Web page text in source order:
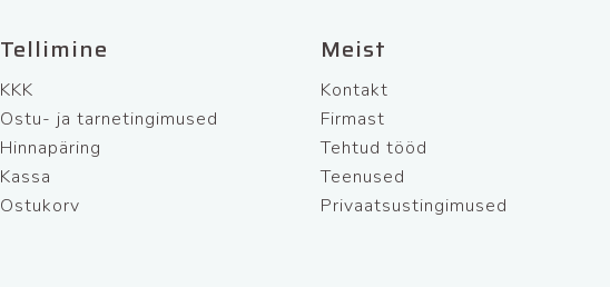
Tellimine
KKK
Ostu- ja tarnetingimused
Hinnapäring
Kassa
Ostukorv
Meist
Kontakt
Firmast
Tehtud tööd
Teenused
Privaatsustingimused